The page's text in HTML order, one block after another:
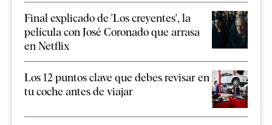
Final explicado de 'Los creyentes', la
película con José Coronado que arrasa
en Netflix
Los 12 puntos clave que debes revisar en
tu coche antes de viajar